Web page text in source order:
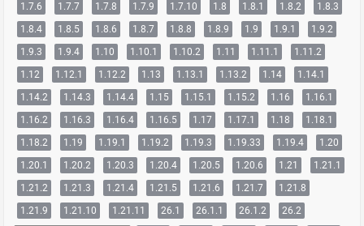
1.7.6
1.7.7 1.7.8 1.7.9 1.7.10 1.8 1.8.1 1.8.2
1.8.3
1.8.4
1.8.5 1.8.6 1.8.7 1.8.8 1.8.9 1.9 1.9.1
1.9.2
1.9.3
1.9.4 1.10 1.10.1 1.10.2 1.11 1.11.1
1.11.2
1.12
1.12.1 1.12.2 1.13 1.13.1 1.13.2 1.14
1.14.1
1.14.2
1.14.3 1.14.4 1.15 1.15.1 1.15.2 1.16
1.16.1
1.16.2
1.16.3 1.16.4 1.16.5 1.17 1.17.1 1.18
1.18.1
1.18.2
1.19 1.19.1 1.19.2 1.19.3 1.19.33 1.19.4
1.20
1.20.1
1.20.2 1.20.3 1.20.4 1.20.5 1.20.6 1.21
1.21.1
1.21.2
1.21.3 1.21.4 1.21.5 1.21.6 1.21.7
1.21.8
1.21.9
1.21.10 1.21.11 26.1 26.1.1 26.1.2 26.2